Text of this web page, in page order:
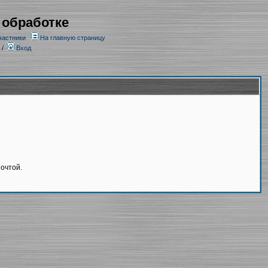
На главную страницу
/
Вход